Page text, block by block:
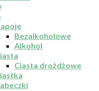
Bezalkoholowe
Alkohol
Ciasta drożdżowe